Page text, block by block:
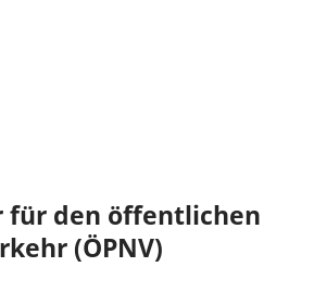
für den öffentlichen
(ÖPNV)